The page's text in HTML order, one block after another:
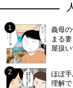
義母
まる
屋扱い
ほぼ
理解